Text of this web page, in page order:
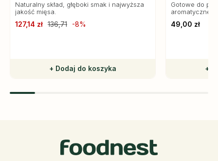
Naturalny skład, głęboki smak i najwyższa
jakość mięsa.
127,14 zł 136,71 -8%
+ Dodaj do koszyka
Gotowe do
aromatyczne.
49,00 zł
+